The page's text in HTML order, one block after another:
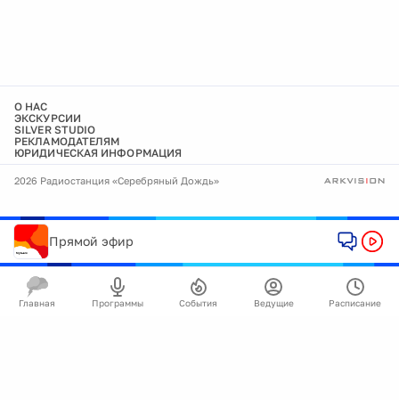
О НАС
ЭКСКУРСИИ
SILVER STUDIO
РЕКЛАМОДАТЕЛЯМ
ЮРИДИЧЕСКАЯ ИНФОРМАЦИЯ
2026 Радиостанция «Серебряный Дождь»
Прямой эфир
Главная Программы События Ведущие Расписание